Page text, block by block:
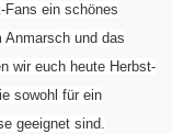
Fans ein schönes
und das
wir euch heute Herbst-
sowohl für ein
geeignet sind.